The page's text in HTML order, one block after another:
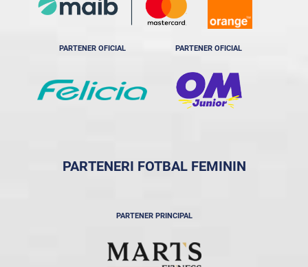
PARTENER OFICIAL PARTENER OFICIAL
PARTENERI FOTBAL FEMININ
PARTENER PRINCIPAL